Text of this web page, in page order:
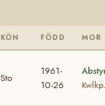
KÖN FÖDD MOR
Sto
1961-
10-26